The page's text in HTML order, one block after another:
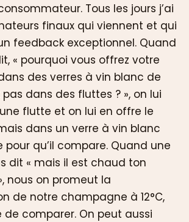
Tous les jours j’ai
finaux qui viennent et qui
feedback exceptionnel. Quand
« pourquoi vous offrez votre
des verres à vin blanc de
dans des fluttes ? », on lui
flutte et on lui en offre le
dans un verre à vin blanc
pour qu’il compare. Quand une
dit « mais il est chaud ton
nous on promeut la
de notre champagne à 12°C,
de comparer. On peut aussi